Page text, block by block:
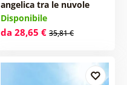
angelica tra le nuvole
Disponibile
da 28,65 € 35,81 €